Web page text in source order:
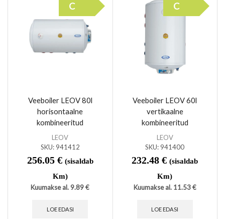
C
Veeboiler LEOV 80l
horisontaalne
kombineeritud
LEOV
SKU: 941412
256.05 € (sisaldab
Km)
Kuumakse al. 9.89€
LOE EDASI
C
Veeboiler LEOV 60l
vertikaalne
kombineeritud
LEOV
SKU: 941400
232.48€ (sisaldab
Km)
Kuumakse al. 11.53€
LOE EDASI